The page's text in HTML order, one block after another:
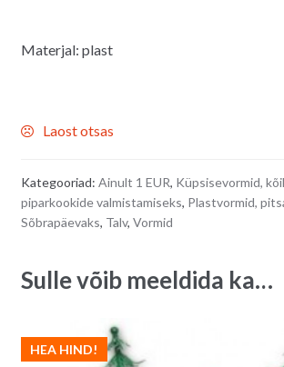
Materjal: plast
Laost otsas
Kategooriad: Ainult 1 EUR, Küpsisevormid,
piparkookide valmistamiseks, Plastvormid,
Sõbrapäevaks, Talv, Vormid
Sulle võib meeldida ka…
HEA HIND!